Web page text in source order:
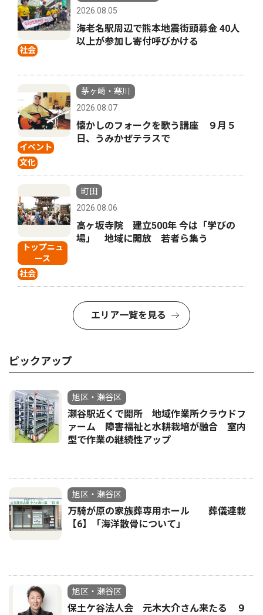
社会
2026.08.05
海老名駅周辺で熊本地震街頭募金 40人
以上が参加し寄付呼びかける
イベント
文化
茅ヶ崎・寒川
2026.08.07
懐かしのフォークを歌う講座 ９月５
日、うみかぜテラスで
トップニュ
ース
社会
町田
2026.08.06
高ヶ坂寺院 建立500年 今は「学びの
場」 地域に開放 若者ら集う
エリア一覧を見る
ピックアップ
旭区・瀬谷区
瀬谷駅近くで開所 地域作業所クラウドフ
ァーム 障害福祉と水耕栽培が融合 室内
型で作業の継続性アップ
旭区・瀬谷区
万騎が原の家族葬専用ホール 葬儀連載
【6】「海洋散骨について」
旭区・瀬谷区
保土ケ谷法人会 元木大介さん来たる ９